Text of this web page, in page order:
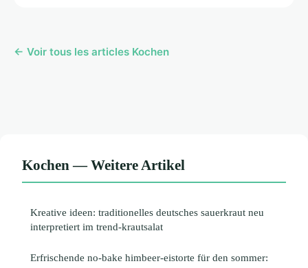
← Voir tous les articles Kochen
Kochen — Weitere Artikel
Kreative ideen: traditionelles deutsches sauerkraut neu
interpretiert im trend-krautsalat
Erfrischende no-bake himbeer-eistorte für den sommer: